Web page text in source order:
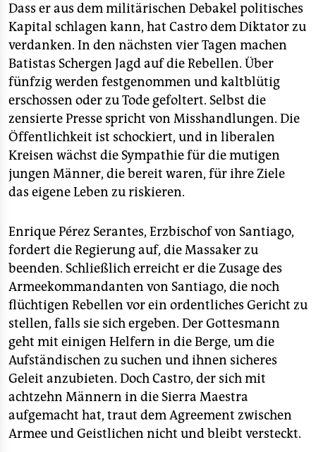
Dass er aus dem militärischen Debakel politisches
Kapital schlagen kann, hat Castro dem Diktator zu
verdanken. In den nächsten vier Tagen machen
Batistas Schergen Jagd auf die Rebellen. Über
fünfzig werden festgenommen und kaltblütig
erschossen oder zu Tode gefoltert. Selbst die
zensierte Presse spricht von Misshandlungen. Die
Öffentlichkeit ist schockiert, und in liberalen
Kreisen wächst die Sympathie für die mutigen
jungen Männer, die bereit waren, für ihre Ziele
das eigene Leben zu riskieren.
Enrique Pérez Serantes, Erzbischof von Santiago,
fordert die Regierung auf, die Massaker zu
beenden. Schließlich erreicht er die Zusage des
Armeekommandanten von Santiago, die noch
flüchtigen Rebellen vor ein ordentliches Gericht zu
stellen, falls sie sich ergeben. Der Gottesmann
geht mit einigen Helfern in die Berge, um die
Aufständischen zu suchen und ihnen sicheres
Geleit anzubieten. Doch Castro, der sich mit
achtzehn Männern in die Sierra Maestra
aufgemacht hat, traut dem Agreement zwischen
Armee und Geistlichen nicht und bleibt versteckt.